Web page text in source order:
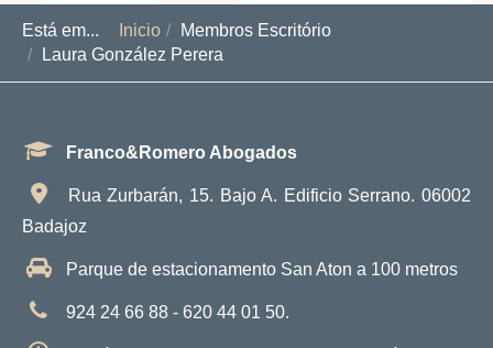
Está em... Inicio
Membros Escritório
Laura González Perera
Franco&Romero Abogados
Rua Zurbarán, 15. Bajo A. Edificio Serrano. 06002
Badajoz
Parque de estacionamento San Aton a 100 metros
924 24 66 88 - 620 44 01 50.